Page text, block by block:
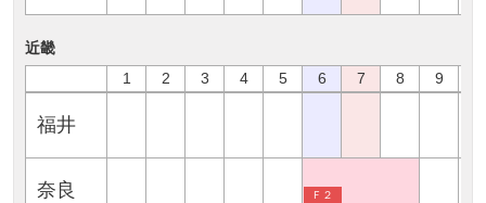
近畿
1
2 3 4 5 6 7 8 9
福井
奈良 Ｆ２